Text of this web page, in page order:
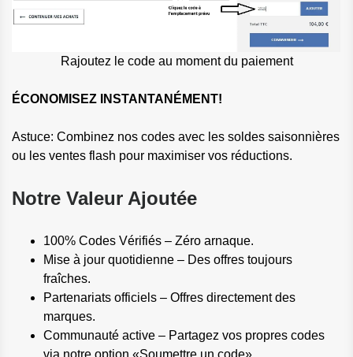
Rajoutez le code au moment du paiement
ÉCONOMISEZ INSTANTANÉMENT!
Astuce: Combinez nos codes avec les soldes saisonnières
ou les ventes flash pour maximiser vos réductions.
Notre Valeur Ajoutée
100% Codes Vérifiés – Zéro arnaque.
Mise à jour quotidienne – Des offres toujours
fraîches.
Partenariats officiels – Offres directement des
marques.
Communauté active – Partagez vos propres codes